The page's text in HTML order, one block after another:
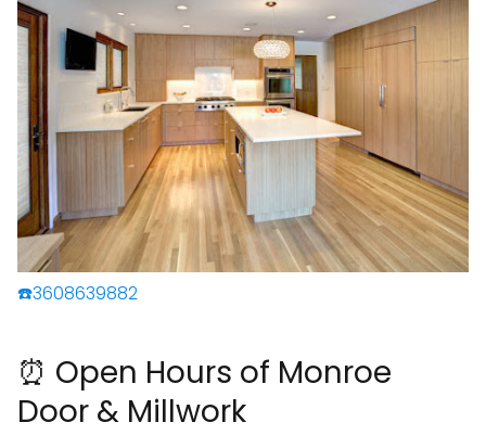
☎️3608639882
⏰ Open Hours of Monroe
Door & Millwork